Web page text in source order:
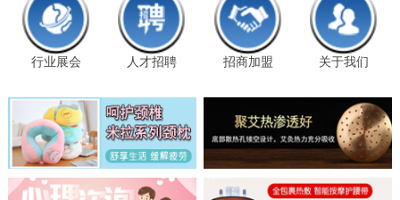
行业展会 人才招聘 招商加盟 关于我们